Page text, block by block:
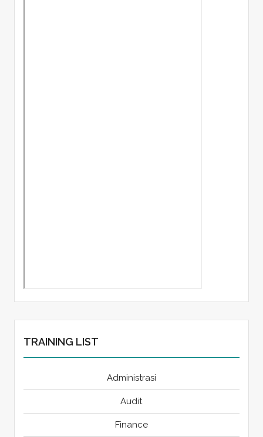
TRAINING LIST
Administrasi
Audit
Finance